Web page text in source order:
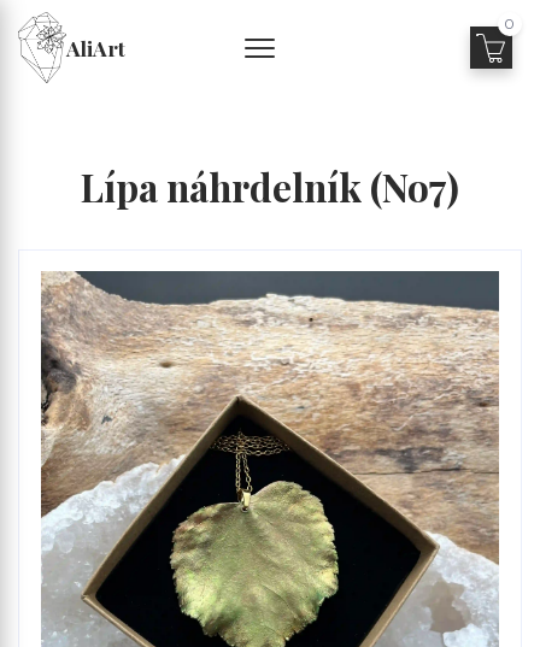
AliArt
0
Lípa náhrdelník (No7)